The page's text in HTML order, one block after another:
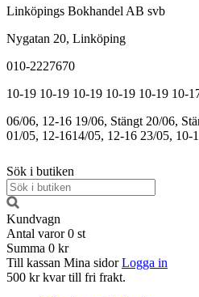
Linköpings Bokhandel AB svb
Nygatan 20, Linköping
010-2227670
10-19 10-19 10-19 10-19 10-19 10-
06/06, 12-16 19/06, Stängt 20/06,
01/05, 12-1614/05, 12-16 23/05, 10-
Sök i butiken
Kundvagn
Antal varor 0 st
Summa 0 kr
Till kassan Mina sidor Logga in
500 kr kvar till fri frakt.